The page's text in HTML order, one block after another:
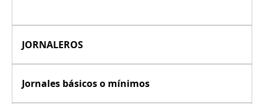
JORNALEROS
Jornales básicos o mínimos